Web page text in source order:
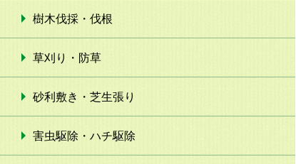
樹木伐採・伐根
草刈り・防草
砂利敷き・芝生張り
害虫駆除・ハチ駆除